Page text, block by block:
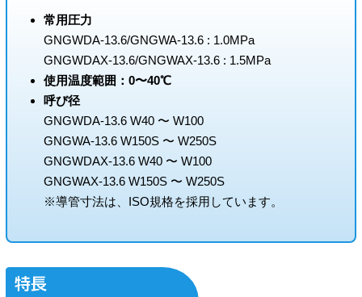
常用圧力
GNGWDA-13.6/GNGWA-13.6 : 1.0MPa
GNGWDAX-13.6/GNGWAX-13.6 : 1.5MPa
使用温度範囲：0〜40℃
呼び径
GNGWDA-13.6 W40 〜 W100
GNGWA-13.6 W150S 〜 W250S
GNGWDAX-13.6 W40 〜 W100
GNGWAX-13.6 W150S 〜 W250S
※導管寸法は、ISO規格を採用しています。
特長